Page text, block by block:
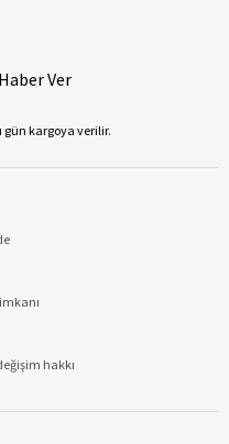
Ver
gün kargoya verilir.
hakkı